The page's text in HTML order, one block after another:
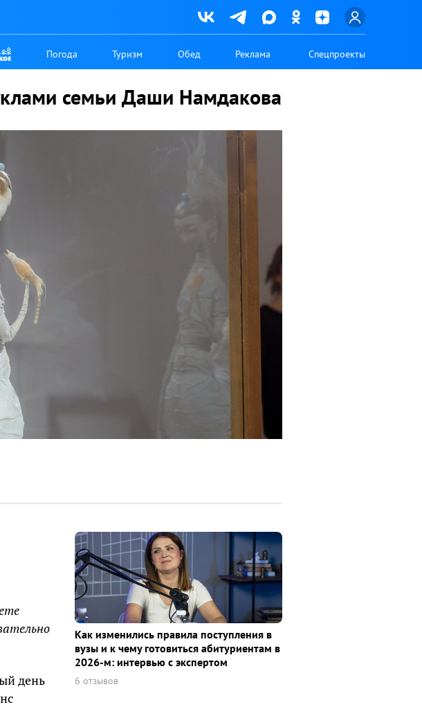
Погода Туризм Обед Реклама Спецпроекты
семьи Даши Намдакова
день
Как изменились правила поступления в
вузы и к чему готовиться абитуриентам в
2026-м: интервью с экспертом
6 отзывов